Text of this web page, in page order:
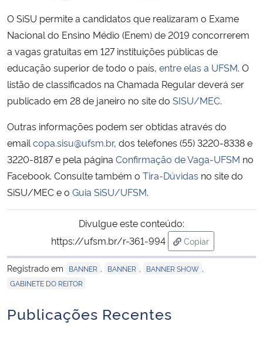
O SiSU permite a candidatos que realizaram o Exame
Nacional do Ensino Médio (Enem) de 2019 concorrerem
a vagas gratuitas em 127 instituições públicas de
educação superior de todo o país, entre elas a UFSM. O
listão de classificados na Chamada Regular deverá ser
publicado em 28 de janeiro no site do SISU/MEC.
Outras informações podem ser obtidas através do
email copa.sisu@ufsm.br, dos telefones (55) 3220-8338 e
3220-8187 e pela página Confirmação de Vaga-UFSM no
Facebook. Consulte também o Tira-Dúvidas no site do
SiSU/MEC e o Guia SiSU/UFSM.
Divulgue este conteúdo:
https://ufsm.br/r-361-994
Copiar
para área de
Registrado em
BANNER BANNER BANNER SHOW
GABINETE DO REITOR
Publicações Recentes